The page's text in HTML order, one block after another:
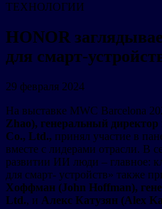
ТЕХНОЛОГИИ
HONOR
для смарт-
29 февраля 2024
На выставке MWC Barcelona
Zhao), генеральный
Co., Ltd., принял участие в
вместе с лидерами отрасли. В
развитии ИИ люди – главное:
для смарт- устройств» также
Хоффман (John Hoffman),
Ltd., и Алекс Катузян (Alex